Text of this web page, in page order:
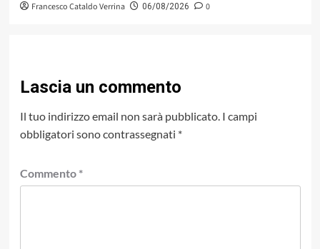
Francesco Cataldo Verrina 06/08/2026 0
Lascia un commento
Il tuo indirizzo email non sarà pubblicato. I campi
obbligatori sono contrassegnati *
Commento *